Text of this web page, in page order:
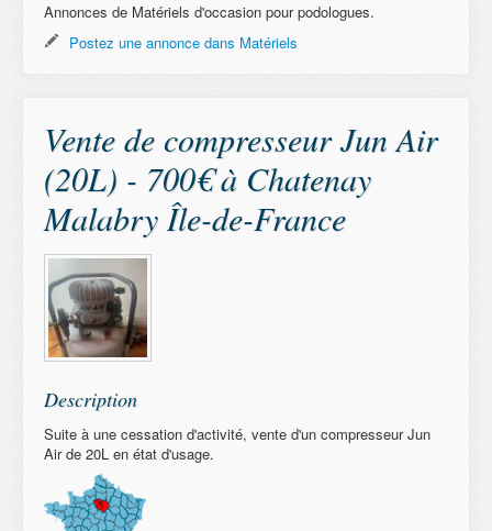
Annonces de Matériels d'occasion pour podologues.
Postez une annonce dans Matériels
Vente de compresseur Jun Air
(20L) - 700€ à Chatenay
Malabry Île-de-France
Description
Suite à une cessation d'activité, vente d'un compresseur Jun
Air de 20L en état d'usage.